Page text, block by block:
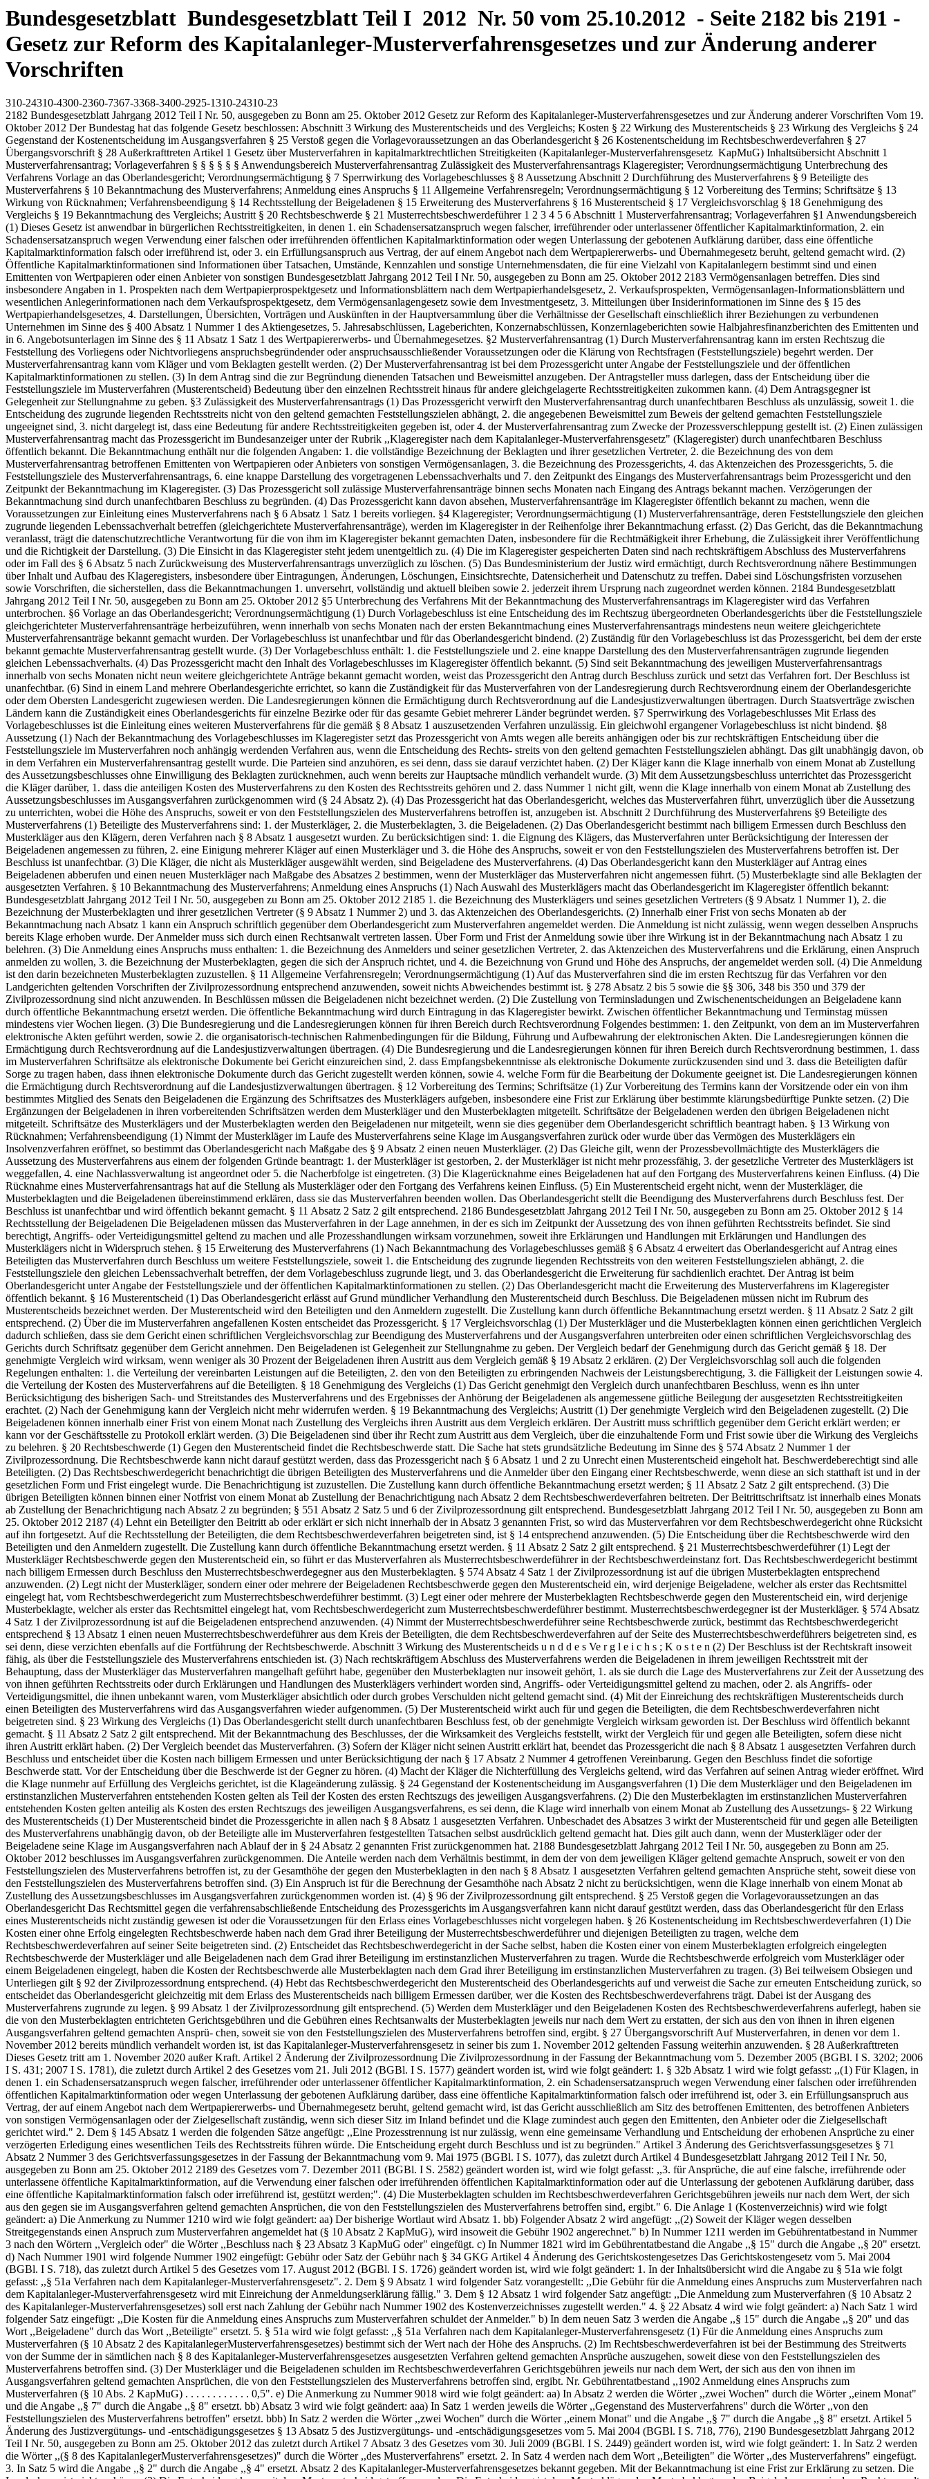
Bundesgesetzblatt Bundesgesetzblatt Teil I 2012 Nr. 50 vom 25.10.2012 - Seite 2182 bis 2191 -
Gesetz zur Reform des Kapitalanleger-Musterverfahrensgesetzes und zur Änderung anderer
Vorschriften
310-24310-4300-2360-7367-3368-3400-2925-1310-24310-23
2182 Bundesgesetzblatt Jahrgang 2012 Teil I Nr. 50, ausgegeben zu Bonn am 25. Oktober 2012 Gesetz zur Reform des Kapitalanleger-Musterverfahrensgesetzes und zur Änderung anderer Vorschriften Vom 19. Oktober 2012 Der Bundestag hat das folgende Gesetz beschlossen: Abschnitt 3 Wirkung des Musterentscheids und des Vergleichs; Kosten § 22 Wirkung des Musterentscheids § 23 Wirkung des Vergleichs § 24 Gegenstand der Kostenentscheidung im Ausgangsverfahren § 25 Verstoß gegen die Vorlagevoraussetzungen an das Oberlandesgericht § 26 Kostenentscheidung im Rechtsbeschwerdeverfahren § 27 Übergangsvorschrift § 28 Außerkrafttreten Artikel 1 Gesetz über Musterverfahren in kapitalmarktrechtlichen Streitigkeiten (Kapitalanleger-Musterverfahrensgesetz ­ KapMuG) Inhaltsübersicht Abschnitt 1 Musterverfahrensantrag; Vorlageverfahren § § § § § § Anwendungsbereich Musterverfahrensantrag Zulässigkeit des Musterverfahrensantrags Klageregister; Verordnungsermächtigung Unterbrechung des Verfahrens Vorlage an das Oberlandesgericht; Verordnungsermächtigung § 7 Sperrwirkung des Vorlagebeschlusses § 8 Aussetzung Abschnitt 2 Durchführung des Musterverfahrens § 9 Beteiligte des Musterverfahrens § 10 Bekanntmachung des Musterverfahrens; Anmeldung eines Anspruchs § 11 Allgemeine Verfahrensregeln; Verordnungsermächtigung § 12 Vorbereitung des Termins; Schriftsätze § 13 Wirkung von Rücknahmen; Verfahrensbeendigung § 14 Rechtsstellung der Beigeladenen § 15 Erweiterung des Musterverfahrens § 16 Musterentscheid § 17 Vergleichsvorschlag § 18 Genehmigung des Vergleichs § 19 Bekanntmachung des Vergleichs; Austritt § 20 Rechtsbeschwerde § 21 Musterrechtsbeschwerdeführer 1 2 3 4 5 6 Abschnitt 1 Musterverfahrensantrag; Vorlageverfahren §1 Anwendungsbereich (1) Dieses Gesetz ist anwendbar in bürgerlichen Rechtsstreitigkeiten, in denen 1. ein Schadensersatzanspruch wegen falscher, irreführender oder unterlassener öffentlicher Kapitalmarktinformation, 2. ein Schadensersatzanspruch wegen Verwendung einer falschen oder irreführenden öffentlichen Kapitalmarktinformation oder wegen Unterlassung der gebotenen Aufklärung darüber, dass eine öffentliche Kapitalmarktinformation falsch oder irreführend ist, oder 3. ein Erfüllungsanspruch aus Vertrag, der auf einem Angebot nach dem Wertpapiererwerbs- und Übernahmegesetz beruht, geltend gemacht wird. (2) Öffentliche Kapitalmarktinformationen sind Informationen über Tatsachen, Umstände, Kennzahlen und sonstige Unternehmensdaten, die für eine Vielzahl von Kapitalanlegern bestimmt sind und einen Emittenten von Wertpapieren oder einen Anbieter von sonstigen Bundesgesetzblatt Jahrgang 2012 Teil I Nr. 50, ausgegeben zu Bonn am 25. Oktober 2012 2183 Vermögensanlagen betreffen. Dies sind insbesondere Angaben in 1. Prospekten nach dem Wertpapierprospektgesetz und Informationsblättern nach dem Wertpapierhandelsgesetz, 2. Verkaufsprospekten, Vermögensanlagen-Informationsblättern und wesentlichen Anlegerinformationen nach dem Verkaufsprospektgesetz, dem Vermögensanlagengesetz sowie dem Investmentgesetz, 3. Mitteilungen über Insiderinformationen im Sinne des § 15 des Wertpapierhandelsgesetzes, 4. Darstellungen, Übersichten, Vorträgen und Auskünften in der Hauptversammlung über die Verhältnisse der Gesellschaft einschließlich ihrer Beziehungen zu verbundenen Unternehmen im Sinne des § 400 Absatz 1 Nummer 1 des Aktiengesetzes, 5. Jahresabschlüssen, Lageberichten, Konzernabschlüssen, Konzernlageberichten sowie Halbjahresfinanzberichten des Emittenten und in 6. Angebotsunterlagen im Sinne des § 11 Absatz 1 Satz 1 des Wertpapiererwerbs- und Übernahmegesetzes. §2 Musterverfahrensantrag (1) Durch Musterverfahrensantrag kann im ersten Rechtszug die Feststellung des Vorliegens oder Nichtvorliegens anspruchsbegründender oder anspruchsausschließender Voraussetzungen oder die Klärung von Rechtsfragen (Feststellungsziele) begehrt werden. Der Musterverfahrensantrag kann vom Kläger und vom Beklagten gestellt werden. (2) Der Musterverfahrensantrag ist bei dem Prozessgericht unter Angabe der Feststellungsziele und der öffentlichen Kapitalmarktinformationen zu stellen. (3) In dem Antrag sind die zur Begründung dienenden Tatsachen und Beweismittel anzugeben. Der Antragsteller muss darlegen, dass der Entscheidung über die Feststellungsziele im Musterverfahren (Musterentscheid) Bedeutung über den einzelnen Rechtsstreit hinaus für andere gleichgelagerte Rechtsstreitigkeiten zukommen kann. (4) Dem Antragsgegner ist Gelegenheit zur Stellungnahme zu geben. §3 Zulässigkeit des Musterverfahrensantrags (1) Das Prozessgericht verwirft den Musterverfahrensantrag durch unanfechtbaren Beschluss als unzulässig, soweit 1. die Entscheidung des zugrunde liegenden Rechtsstreits nicht von den geltend gemachten Feststellungszielen abhängt, 2. die angegebenen Beweismittel zum Beweis der geltend gemachten Feststellungsziele ungeeignet sind, 3. nicht dargelegt ist, dass eine Bedeutung für andere Rechtsstreitigkeiten gegeben ist, oder 4. der Musterverfahrensantrag zum Zwecke der Prozessverschleppung gestellt ist. (2) Einen zulässigen Musterverfahrensantrag macht das Prozessgericht im Bundesanzeiger unter der Rubrik ,,Klageregister nach dem Kapitalanleger-Musterverfahrensgesetz" (Klageregister) durch unanfechtbaren Beschluss öffentlich bekannt. Die Bekanntmachung enthält nur die folgenden Angaben: 1. die vollständige Bezeichnung der Beklagten und ihrer gesetzlichen Vertreter, 2. die Bezeichnung des von dem Musterverfahrensantrag betroffenen Emittenten von Wertpapieren oder Anbieters von sonstigen Vermögensanlagen, 3. die Bezeichnung des Prozessgerichts, 4. das Aktenzeichen des Prozessgerichts, 5. die Feststellungsziele des Musterverfahrensantrags, 6. eine knappe Darstellung des vorgetragenen Lebenssachverhalts und 7. den Zeitpunkt des Eingangs des Musterverfahrensantrags beim Prozessgericht und den Zeitpunkt der Bekanntmachung im Klageregister. (3) Das Prozessgericht soll zulässige Musterverfahrensanträge binnen sechs Monaten nach Eingang des Antrags bekannt machen. Verzögerungen der Bekanntmachung sind durch unanfechtbaren Beschluss zu begründen. (4) Das Prozessgericht kann davon absehen, Musterverfahrensanträge im Klageregister öffentlich bekannt zu machen, wenn die Voraussetzungen zur Einleitung eines Musterverfahrens nach § 6 Absatz 1 Satz 1 bereits vorliegen. §4 Klageregister; Verordnungsermächtigung (1) Musterverfahrensanträge, deren Feststellungsziele den gleichen zugrunde liegenden Lebenssachverhalt betreffen (gleichgerichtete Musterverfahrensanträge), werden im Klageregister in der Reihenfolge ihrer Bekanntmachung erfasst. (2) Das Gericht, das die Bekanntmachung veranlasst, trägt die datenschutzrechtliche Verantwortung für die von ihm im Klageregister bekannt gemachten Daten, insbesondere für die Rechtmäßigkeit ihrer Erhebung, die Zulässigkeit ihrer Veröffentlichung und die Richtigkeit der Darstellung. (3) Die Einsicht in das Klageregister steht jedem unentgeltlich zu. (4) Die im Klageregister gespeicherten Daten sind nach rechtskräftigem Abschluss des Musterverfahrens oder im Fall des § 6 Absatz 5 nach Zurückweisung des Musterverfahrensantrags unverzüglich zu löschen. (5) Das Bundesministerium der Justiz wird ermächtigt, durch Rechtsverordnung nähere Bestimmungen über Inhalt und Aufbau des Klageregisters, insbesondere über Eintragungen, Änderungen, Löschungen, Einsichtsrechte, Datensicherheit und Datenschutz zu treffen. Dabei sind Löschungsfristen vorzusehen sowie Vorschriften, die sicherstellen, dass die Bekanntmachungen 1. unversehrt, vollständig und aktuell bleiben sowie 2. jederzeit ihrem Ursprung nach zugeordnet werden können. 2184 Bundesgesetzblatt Jahrgang 2012 Teil I Nr. 50, ausgegeben zu Bonn am 25. Oktober 2012 §5 Unterbrechung des Verfahrens Mit der Bekanntmachung des Musterverfahrensantrags im Klageregister wird das Verfahren unterbrochen. §6 Vorlage an das Oberlandesgericht; Verordnungsermächtigung (1) Durch Vorlagebeschluss ist eine Entscheidung des im Rechtszug übergeordneten Oberlandesgerichts über die Feststellungsziele gleichgerichteter Musterverfahrensanträge herbeizuführen, wenn innerhalb von sechs Monaten nach der ersten Bekanntmachung eines Musterverfahrensantrags mindestens neun weitere gleichgerichtete Musterverfahrensanträge bekannt gemacht wurden. Der Vorlagebeschluss ist unanfechtbar und für das Oberlandesgericht bindend. (2) Zuständig für den Vorlagebeschluss ist das Prozessgericht, bei dem der erste bekannt gemachte Musterverfahrensantrag gestellt wurde. (3) Der Vorlagebeschluss enthält: 1. die Feststellungsziele und 2. eine knappe Darstellung des den Musterverfahrensanträgen zugrunde liegenden gleichen Lebenssachverhalts. (4) Das Prozessgericht macht den Inhalt des Vorlagebeschlusses im Klageregister öffentlich bekannt. (5) Sind seit Bekanntmachung des jeweiligen Musterverfahrensantrags innerhalb von sechs Monaten nicht neun weitere gleichgerichtete Anträge bekannt gemacht worden, weist das Prozessgericht den Antrag durch Beschluss zurück und setzt das Verfahren fort. Der Beschluss ist unanfechtbar. (6) Sind in einem Land mehrere Oberlandesgerichte errichtet, so kann die Zuständigkeit für das Musterverfahren von der Landesregierung durch Rechtsverordnung einem der Oberlandesgerichte oder dem Obersten Landesgericht zugewiesen werden. Die Landesregierungen können die Ermächtigung durch Rechtsverordnung auf die Landesjustizverwaltungen übertragen. Durch Staatsverträge zwischen Ländern kann die Zuständigkeit eines Oberlandesgerichts für einzelne Bezirke oder für das gesamte Gebiet mehrerer Länder begründet werden. §7 Sperrwirkung des Vorlagebeschlusses Mit Erlass des Vorlagebeschlusses ist die Einleitung eines weiteren Musterverfahrens für die gemäß § 8 Absatz 1 auszusetzenden Verfahren unzulässig. Ein gleichwohl ergangener Vorlagebeschluss ist nicht bindend. §8 Aussetzung (1) Nach der Bekanntmachung des Vorlagebeschlusses im Klageregister setzt das Prozessgericht von Amts wegen alle bereits anhängigen oder bis zur rechtskräft